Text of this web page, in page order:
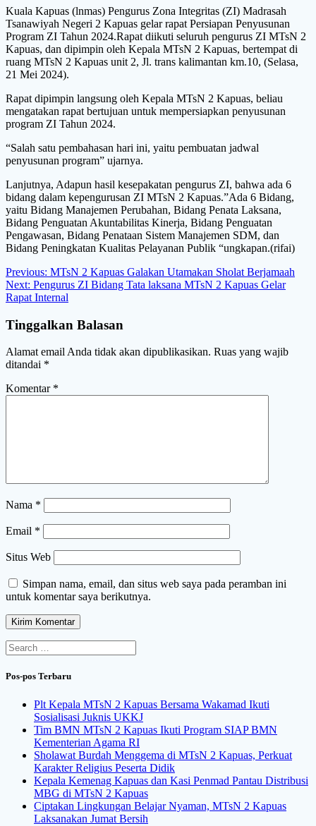
Kuala Kapuas (lnmas) Pengurus Zona Integritas (ZI) Madrasah
Tsanawiyah Negeri 2 Kapuas gelar rapat Persiapan Penyusunan
Program ZI Tahun 2024.Rapat diikuti seluruh pengurus ZI MTsN 2
Kapuas, dan dipimpin oleh Kepala MTsN 2 Kapuas, bertempat di
ruang MTsN 2 Kapuas unit 2, Jl. trans kalimantan km.10, (Selasa,
21 Mei 2024).
Rapat dipimpin langsung oleh Kepala MTsN 2 Kapuas, beliau
mengatakan rapat bertujuan untuk mempersiapkan penyusunan
program ZI Tahun 2024.
“Salah satu pembahasan hari ini, yaitu pembuatan jadwal
penyusunan program” ujarnya.
Lanjutnya, Adapun hasil kesepakatan pengurus ZI, bahwa ada 6
bidang dalam kepengurusan ZI MTsN 2 Kapuas.”Ada 6 Bidang,
yaitu Bidang Manajemen Perubahan, Bidang Penata Laksana,
Bidang Penguatan Akuntabilitas Kinerja, Bidang Penguatan
Pengawasan, Bidang Penataan Sistem Manajemen SDM, dan
Bidang Peningkatan Kualitas Pelayanan Publik “ungkapan.(rifai)
Navigasi
pos
Previous: Previous
post:
MTsN 2 Kapuas Galakan Utamakan Sholat Berjamaah
Next: Next
post:
Pengurus ZI Bidang Tata laksana MTsN 2 Kapuas Gelar
Rapat Internal
Tinggalkan Balasan
Alamat email Anda tidak akan dipublikasikan. Ruas yang wajib
ditandai *
Komentar *
Nama *
Email *
Situs Web
Simpan nama, email, dan situs web saya pada peramban ini
untuk komentar saya berikutnya.
Search
for:
Pos-pos Terbaru
Plt Kepala MTsN 2 Kapuas Bersama Wakamad Ikuti
Sosialisasi Juknis UKKJ
Tim BMN MTsN 2 Kapuas Ikuti Program SIAP BMN
Kementerian Agama RI
Sholawat Burdah Menggema di MTsN 2 Kapuas, Perkuat
Karakter Religius Peserta Didik
Kepala Kemenag Kapuas dan Kasi Penmad Pantau Distribusi
MBG di MTsN 2 Kapuas
Ciptakan Lingkungan Belajar Nyaman, MTsN 2 Kapuas
Laksanakan Jumat Bersih